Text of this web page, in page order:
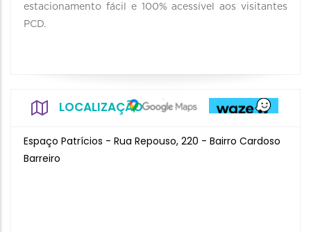
estacionamento fácil e 100% acessível aos visitantes
PCD.
LOCALIZAÇÃO
Espaço Patrícios - Rua Repouso, 220 - Bairro Cardoso
Barreiro